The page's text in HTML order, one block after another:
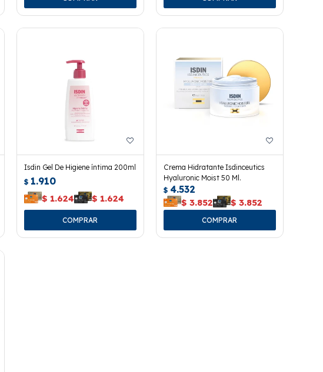
Isdin Gel De Higiene íntima 200ml
$ 1.910
$ 1.624 $ 1.624
Crema Hidratante Isdinceutics
Hyaluronic Moist 50 Ml.
$ 4.532
$ 3.852 $ 3.852